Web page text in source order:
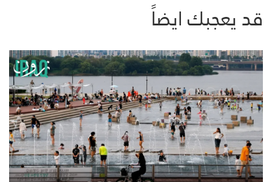
قد يعجبك ايضاً